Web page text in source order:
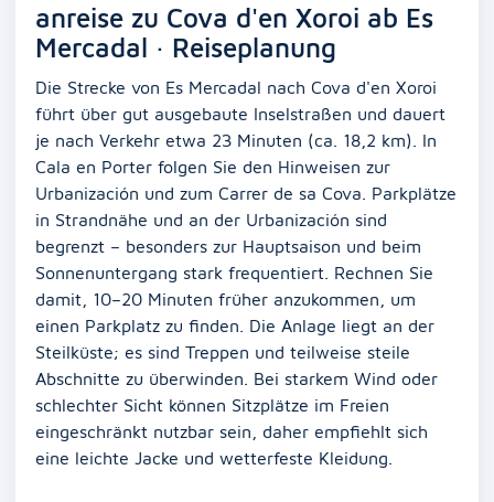
anreise zu Cova d'en Xoroi ab Es
Mercadal · Reiseplanung
Die Strecke von Es Mercadal nach Cova d'en Xoroi
führt über gut ausgebaute Inselstraßen und dauert
je nach Verkehr etwa 23 Minuten (ca. 18,2 km). In
Cala en Porter folgen Sie den Hinweisen zur
Urbanización und zum Carrer de sa Cova. Parkplätze
in Strandnähe und an der Urbanización sind
begrenzt – besonders zur Hauptsaison und beim
Sonnenuntergang stark frequentiert. Rechnen Sie
damit, 10–20 Minuten früher anzukommen, um
einen Parkplatz zu finden. Die Anlage liegt an der
Steilküste; es sind Treppen und teilweise steile
Abschnitte zu überwinden. Bei starkem Wind oder
schlechter Sicht können Sitzplätze im Freien
eingeschränkt nutzbar sein, daher empfiehlt sich
eine leichte Jacke und wetterfeste Kleidung.